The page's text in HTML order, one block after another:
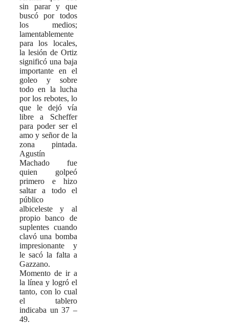
sin parar y que
buscó por todos
los medios;
lamentablemente
para los locales,
la lesión de Ortiz
significó una baja
importante en el
goleo y sobre
todo en la lucha
por los rebotes, lo
que le dejó vía
libre a Scheffer
para poder ser el
amo y señor de la
zona pintada.
Agustín
Machado fue
quien golpeó
primero e hizo
saltar a todo el
público
albiceleste y al
propio banco de
suplentes cuando
clavó una bomba
impresionante y
le sacó la falta a
Gazzano.
Momento de ir a
la línea y logró el
tanto, con lo cual
el tablero
indicaba un 37 –
49.